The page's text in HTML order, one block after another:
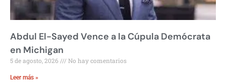
Abdul El-Sayed Vence a la Cúpula Demócrata
en Michigan
5 de agosto, 2026 No hay comentarios
Leer más »